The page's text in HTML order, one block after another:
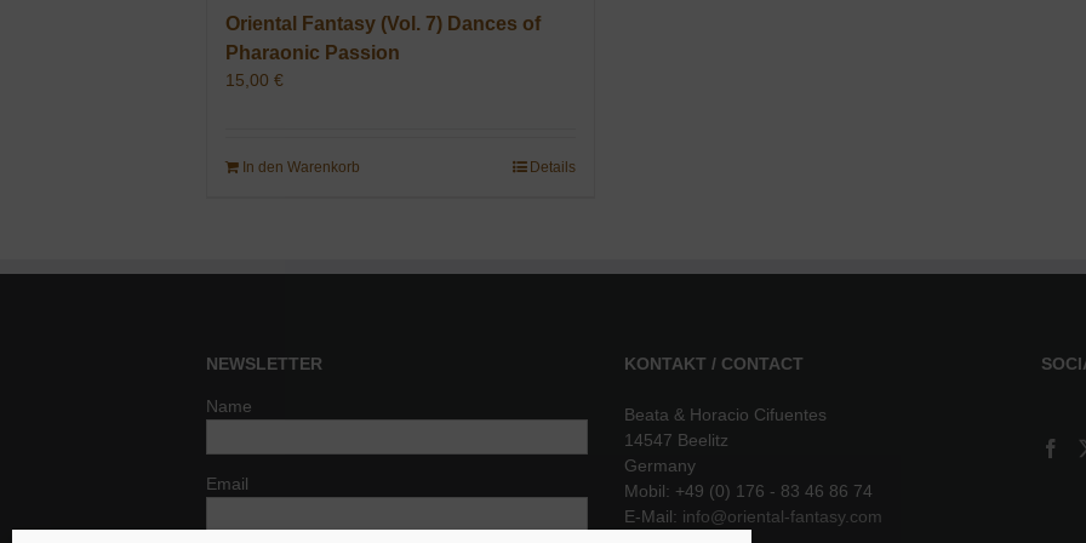
Oriental Fantasy (Vol. 7) Dances of
Pharaonic Passion
15,00 €
In den Warenkorb Details
NEWSLETTER
Name
Email
KONTAKT / CONTACT
Beata & Horacio Cifuentes
14547 Beelitz
Germany
Mobil: +49 (0) 176 - 83 46 86 74
E-Mail: info@oriental-fantasy.com